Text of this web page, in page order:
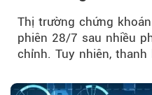
Thị trường chứng
phiên 28/7 sau nhiều
chỉnh. Tuy nhiên,